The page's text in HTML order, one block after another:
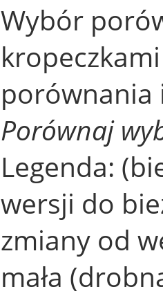
Wybór
porównania
Porównaj
Legenda:
wersji do
zmiany od
mała